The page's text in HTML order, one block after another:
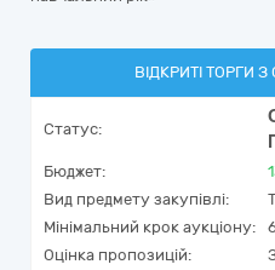
ВІДКРИТІ ТОРГИ
Статус:
Бюджет:
Вид предмету закупівлі:
Мінімальний крок аукціону:
Оцінка пропозицій: